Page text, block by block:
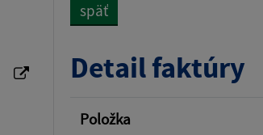
Suma od:
späť
Detail faktúry
Položka